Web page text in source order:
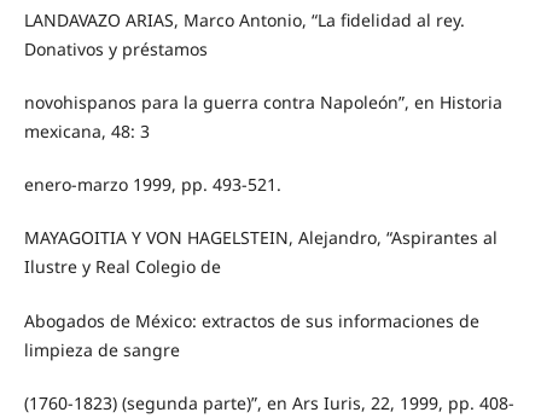
LANDAVAZO ARIAS, Marco Antonio, “La fidelidad al rey.
Donativos y préstamos
novohispanos para la guerra contra Napoleón”, en Historia
mexicana, 48: 3
enero-marzo 1999, pp. 493-521.
MAYAGOITIA Y VON HAGELSTEIN, Alejandro, “Aspirantes al
Ilustre y Real Colegio de
Abogados de México: extractos de sus informaciones de
limpieza de sangre
(1760-1823) (segunda parte)”, en Ars Iuris, 22, 1999, pp. 408-